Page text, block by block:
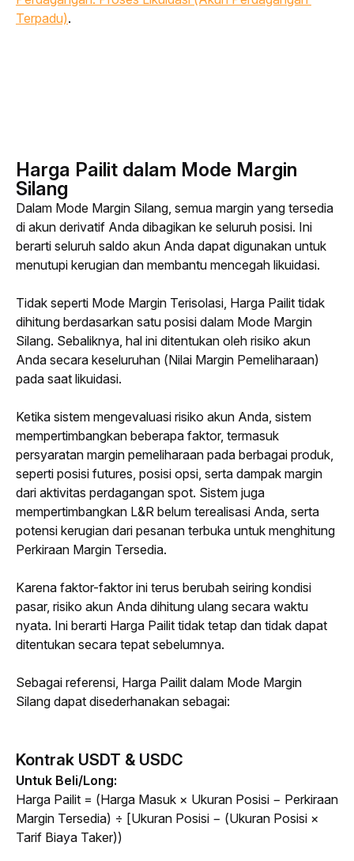
Terpadu).
Harga Pailit dalam Mode Margin
Silang
Dalam Mode Margin Silang, semua margin yang tersedia
di akun derivatif Anda dibagikan ke seluruh posisi. Ini
berarti seluruh saldo akun Anda dapat digunakan untuk
menutupi kerugian dan membantu mencegah likuidasi.
Tidak seperti Mode Margin Terisolasi, Harga Pailit tidak
dihitung berdasarkan satu posisi dalam Mode Margin
Silang. Sebaliknya, hal ini ditentukan oleh risiko akun
Anda secara keseluruhan (Nilai Margin Pemeliharaan)
pada saat likuidasi.
Ketika sistem mengevaluasi risiko akun Anda, sistem
mempertimbangkan beberapa faktor, termasuk
persyaratan margin pemeliharaan pada berbagai produk,
seperti posisi futures, posisi opsi, serta dampak margin
dari aktivitas perdagangan spot. Sistem juga
mempertimbangkan L&R belum terealisasi Anda, serta
potensi kerugian dari pesanan terbuka untuk menghitung
Perkiraan Margin Tersedia.
Karena faktor-faktor ini terus berubah seiring kondisi
pasar, risiko akun Anda dihitung ulang secara waktu
nyata. Ini berarti Harga Pailit tidak tetap dan tidak dapat
ditentukan secara tepat sebelumnya.
Sebagai referensi, Harga Pailit dalam Mode Margin
Silang dapat disederhanakan sebagai:
Kontrak USDT & USDC
Untuk Beli/Long:
Harga Pailit = (Harga Masuk × Ukuran Posisi − Perkiraan
Margin Tersedia) ÷ [Ukuran Posisi − (Ukuran Posisi ×
Tarif Biaya Taker))